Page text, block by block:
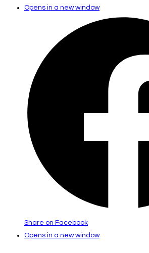
Opens in a new window
Share on Facebook
Opens in a new window